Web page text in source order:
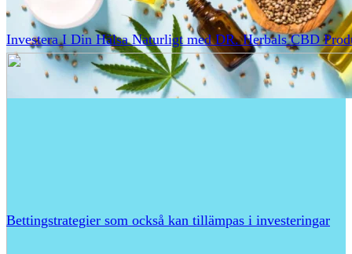
Investera I Din Hälsa Naturligt med DR. Herbals CBD
Bettingstrategier som också kan tillämpas i investeringar